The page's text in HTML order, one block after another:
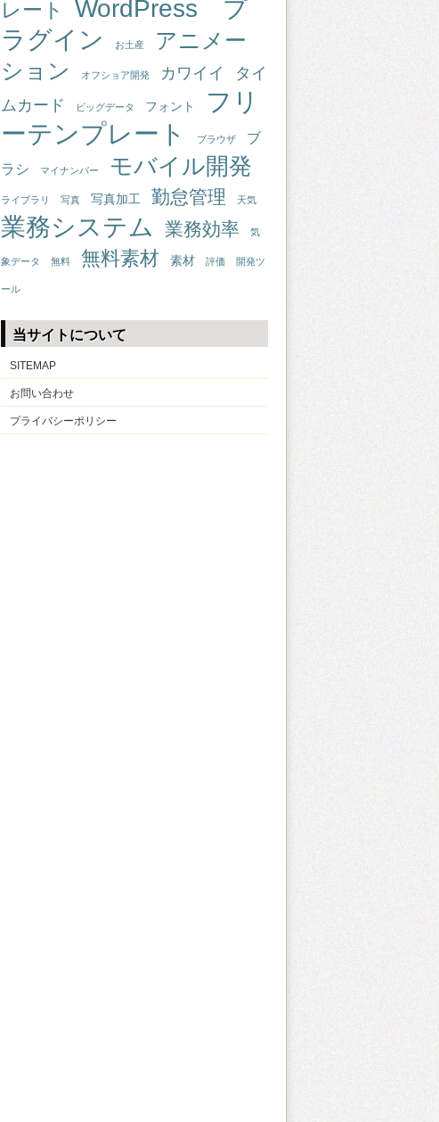
レート
WordPress プ
ラグイン
お土産
アニメー
ション
オフショア開発 カワイイ
タイ
ムカード
ビッグデータ フォント
フリ
ーテンプレート
ブラウザ
ブ
ラシ
マイナンバー モバイル開発
ライブラリ 写真 写真加工 勤怠管理 天気
業務システム 業務効率 気
象データ 無料 無料素材 素材 評価 開発ツ
ール
当サイトについて
SITEMAP
お問い合わせ
プライバシーポリシー